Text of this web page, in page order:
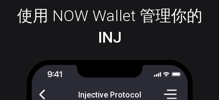
使用 NOW Wallet 管理你的
INJ
Injective Protocol